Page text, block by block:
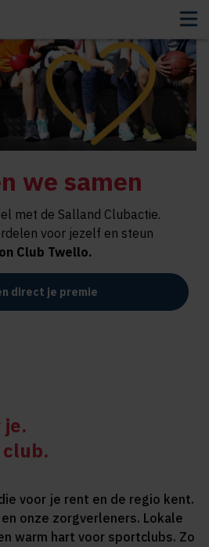
we samen
met de Salland Clubactie.
voor jezelf en steun
Club Twello.
direct je premie
je.
club.
voor je rent en de regio kent.
onze zorgverleners. Lokale
warm hart voor sportclubs. Zo